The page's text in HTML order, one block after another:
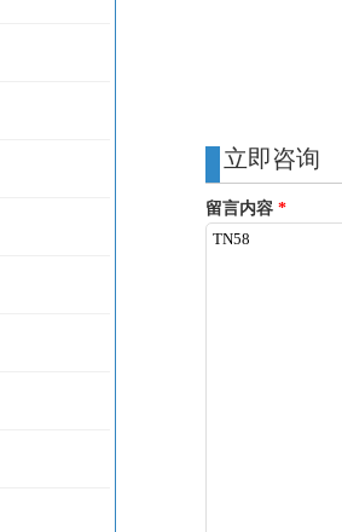
立即咨询
留言内容 *